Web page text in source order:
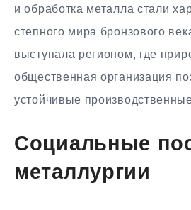
и обработка металла стали
степного мира бронзового
выступала регионом, где
общественная организация
устойчивые
Социальные
металлургии